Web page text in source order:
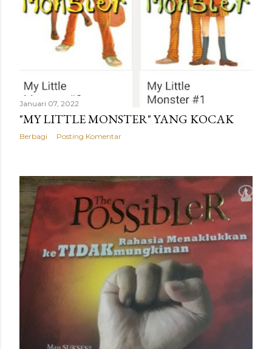
Januari 07, 2022
"MY LITTLE MONSTER" YANG KOCAK
Berbagi Posting Komentar